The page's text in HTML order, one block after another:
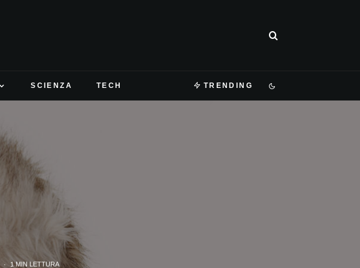
SCIENZA TECH TRENDING
· 1 MIN LETTURA